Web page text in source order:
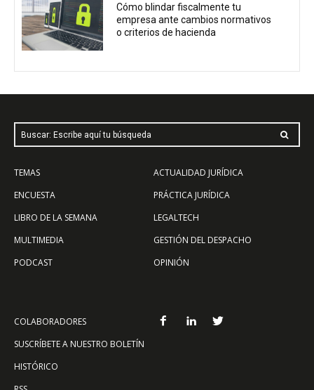
Cómo blindar fiscalmente tu
empresa ante cambios normativos
o criterios de hacienda
Buscar: Escribe aquí tu búsqueda
TEMAS
ENCUESTA
LIBRO DE LA SEMANA
MULTIMEDIA
PODCAST
ACTUALIDAD JURÍDICA
PRÁCTICA JURÍDICA
LEGALTECH
GESTIÓN DEL DESPACHO
OPINIÓN
COLABORADORES
SUSCRÍBETE A NUESTRO BOLETÍN
HISTÓRICO